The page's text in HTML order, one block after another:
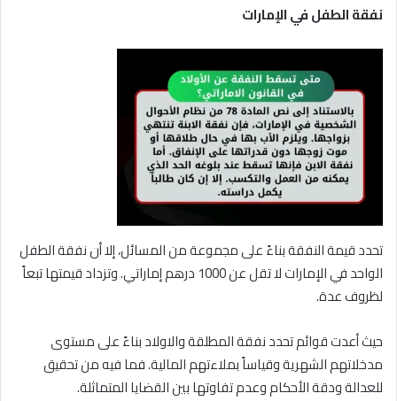
نفقة الطفل في الإمارات
تحدد قيمة النفقة بناءً على مجموعة من المسائل، إلا أن نفقة الطفل
الواحد في الإمارات لا تقل عن 1000 درهم إماراتي. وتزداد قيمتها تبعاً
لظروف عدة.
حيث أعدت قوائم تحدد نفقة المطلقة والاولاد بناءً على مستوى
مدخلاتهم الشهرية وقياساً بملاءتهم المالية. فما فيه من تحقيق
للعدالة ودقة الأحكام وعدم تفاوتها بين القضايا المتماثلة.